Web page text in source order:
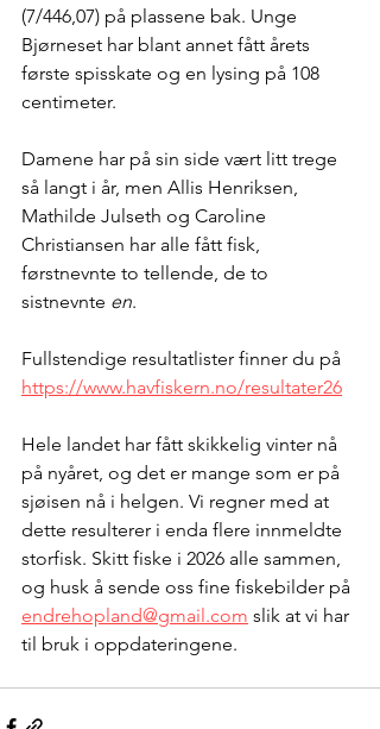
(7/446,07) på plassene bak. Unge
Bjørneset har blant annet fått årets
første spisskate og en lysing på 108
centimeter.
Damene har på sin side vært litt trege
så langt i år, men Allis Henriksen,
Mathilde Julseth og Caroline
Christiansen har alle fått fisk,
førstnevnte to tellende, de to
sistnevnte en.
Fullstendige resultatlister finner du på
https://www.havfiskern.no/resultater26
Hele landet har fått skikkelig vinter nå
på nyåret, og det er mange som er på
sjøisen nå i helgen. Vi regner med at
dette resulterer i enda flere innmeldte
storfisk. Skitt fiske i 2026 alle sammen,
og husk å sende oss fine fiskebilder på
endrehopland@gmail.com slik at vi har
til bruk i oppdateringene.